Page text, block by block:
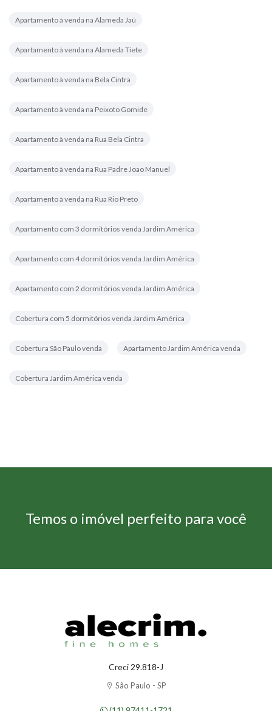
Apartamento à venda na Alameda Jaú
Apartamento à venda na Alameda Tiete
Apartamento à venda na Bela Cintra
Apartamento à venda na Peixoto Gomide
Apartamento à venda na Rua Bela Cintra
Apartamento à venda na Rua Padre Joao Manuel
Apartamento à venda na Rua Rio Preto
Apartamento com 3 dormitórios venda Jardim América
Apartamento com 4 dormitórios venda Jardim América
Apartamento com 2 dormitórios venda Jardim América
Cobertura com 5 dormitórios venda Jardim América
Cobertura São Paulo venda Apartamento Jardim América venda
Cobertura Jardim América venda
Temos o imóvel perfeito para você
Creci 29.818-J
São Paulo - SP